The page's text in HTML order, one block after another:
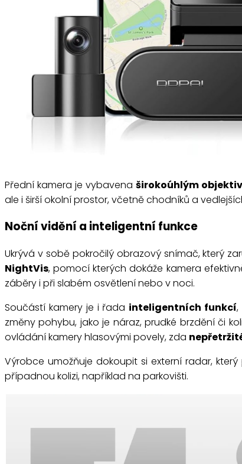
Přední kamera je vybavena širokoúhlým
ale i širší okolní prostor, včetně chodníků a
Noční vidění a inteligentní funkce
Ukrývá v sobě pokročilý obrazový snímač, který
NightVis, pomocí kterých dokáže kamera
záběry i při slabém osvětlení nebo v noci.
Součástí kamery je i řada inteligentních funkcí,
změny pohybu, jako je náraz, prudké brzdění či
ovládání kamery hlasovými povely, zda
Výrobce umožňuje dokoupit si externí radar,
případnou kolizi, například na parkovišti.